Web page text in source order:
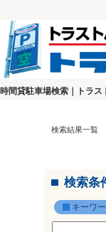
時間貸駐車場検索｜トラス
検索結果一覧
検索条
キーワ